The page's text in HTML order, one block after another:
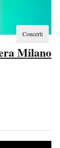
Concerti
Milano